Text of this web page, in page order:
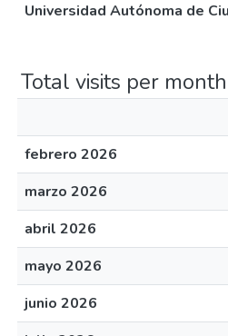
Universidad Autónoma de
Total visits per month
febrero 2026
marzo 2026
abril 2026
mayo 2026
junio 2026